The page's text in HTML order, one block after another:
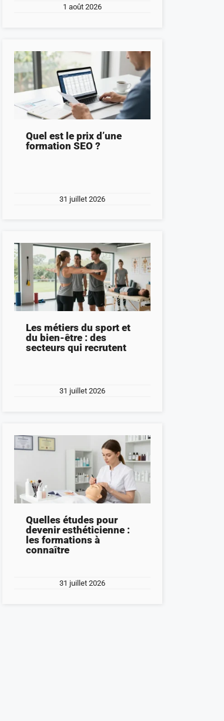
1 août 2026
Quel est le prix d’une
formation SEO ?
31 juillet 2026
Les métiers du sport et
du bien-être : des
secteurs qui recrutent
31 juillet 2026
Quelles études pour
devenir esthéticienne :
les formations à
connaître
31 juillet 2026